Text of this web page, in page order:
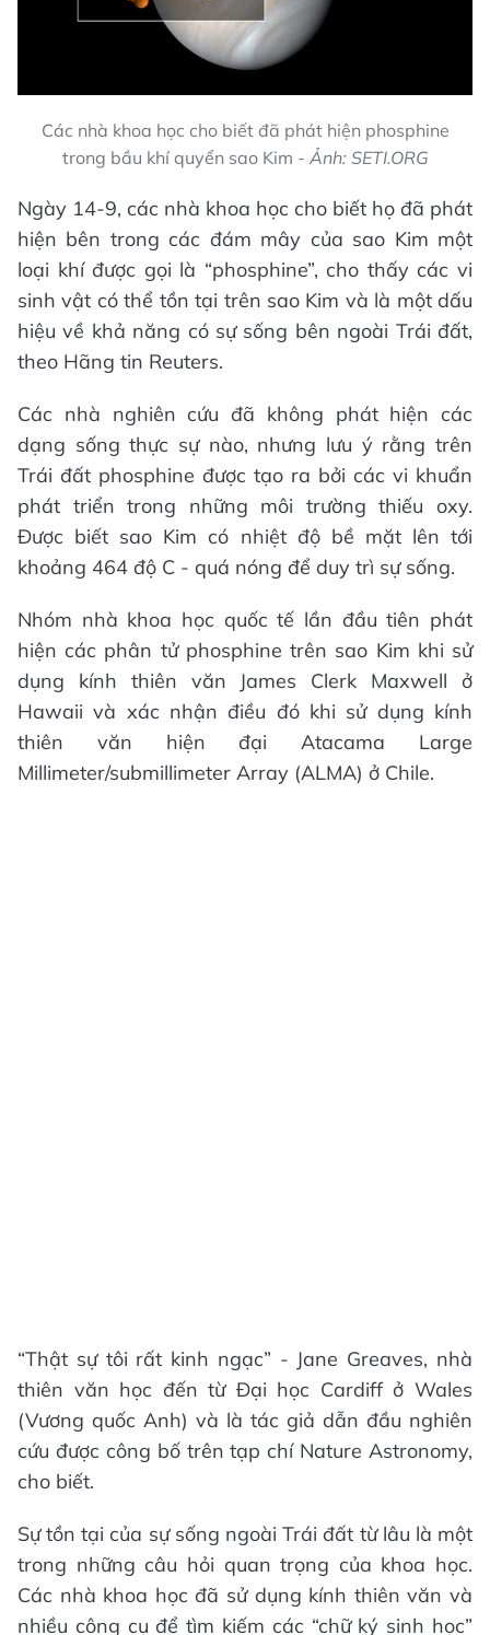
Các nhà khoa học cho biết đã phát hiện phosphine
trong bầu khí quyển sao Kim - Ảnh: SETI.ORG
Ngày 14-9, các nhà khoa học cho biết họ đã phát
hiện bên trong các đám mây của sao Kim một
loại khí được gọi là “phosphine”, cho thấy các vi
sinh vật có thể tồn tại trên sao Kim và là một dấu
hiệu về khả năng có sự sống bên ngoài Trái đất,
theo Hãng tin Reuters.
Các nhà nghiên cứu đã không phát hiện các
dạng sống thực sự nào, nhưng lưu ý rằng trên
Trái đất phosphine được tạo ra bởi các vi khuẩn
phát triển trong những môi trường thiếu oxy.
Được biết sao Kim có nhiệt độ bề mặt lên tới
khoảng 464 độ C - quá nóng để duy trì sự sống.
Nhóm nhà khoa học quốc tế lần đầu tiên phát
hiện các phân tử phosphine trên sao Kim khi sử
dụng kính thiên văn James Clerk Maxwell ở
Hawaii và xác nhận điều đó khi sử dụng kính
thiên văn hiện đại Atacama Large
Millimeter/submillimeter Array (ALMA) ở Chile.
“Thật sự tôi rất kinh ngạc” - Jane Greaves, nhà
thiên văn học đến từ Đại học Cardiff ở Wales
(Vương quốc Anh) và là tác giả dẫn đầu nghiên
cứu được công bố trên tạp chí Nature Astronomy,
cho biết.
Sự tồn tại của sự sống ngoài Trái đất từ lâu là một
trong những câu hỏi quan trọng của khoa học.
Các nhà khoa học đã sử dụng kính thiên văn và
nhiều công cụ để tìm kiếm các “chữ ký sinh học”